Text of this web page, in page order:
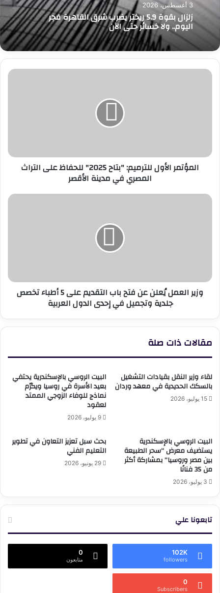
3 أغسطس، 2026
زلزال بقوة 5.9 ريختر يضرب شرق القاهرة فجر
اليوم.. ولا خسائر حتى الآن
المؤتمر
المصري
المؤتمر الأول للترميم: "بتاح 2025" للحفاظ على التراث
المصري في مدينة الأقصر
وزير
5
أطباء
إحدى
وزير العمل يُعلن عن فتح باب التقديم على 5 أطباء تخصص
جلدية وتجميل في إحدى الدول العربية
مقالات ذات صلة
لقاء وزير النقل بقيادات التشغيل
بالسكك الحديدية في معهد وردان
15 يوليو، 2026
البيت الروسي بالإسكندرية يحتفي
بعيد الأسرة في روسيا ويكرّم
نماذج للوفاء الزوجي الممتد
لعقود
9 يوليو، 2026
البيت الروسي بالإسكندرية
يستضيف معرض “سحر الطبيعة
بين مصر وروسيا” بمشاركة أكثر
من 35 فنانًا
3 يوليو، 2026
بحث سبل تعزيز التعاون في تطوير
التعليم الفني
29 يونيو، 2026
تابعونا علي
102K
followers
0
متابعون
0
Subscribers